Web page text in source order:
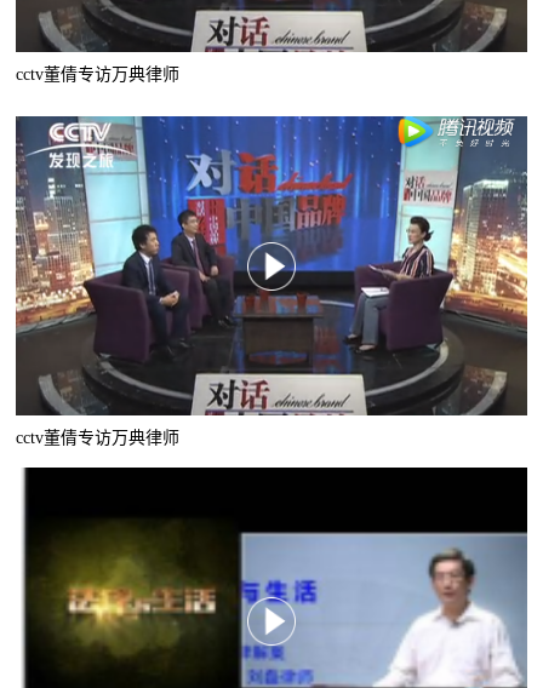
cctv董倩专访万典律师
cctv董倩专访万典律师